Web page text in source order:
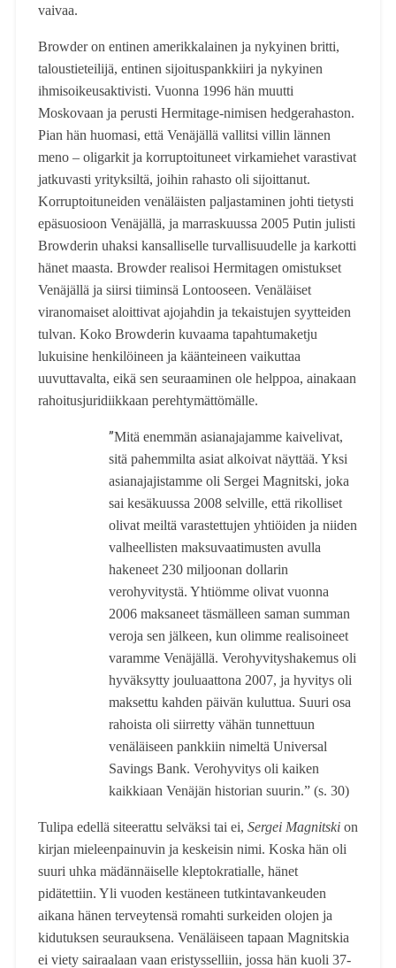
vaivaa.
Browder on entinen amerikkalainen ja nykyinen britti,
taloustieteilijä, entinen sijoituspankkiiri ja nykyinen
ihmisoikeusaktivisti. Vuonna 1996 hän muutti
Moskovaan ja perusti Hermitage-nimisen hedgerahaston.
Pian hän huomasi, että Venäjällä vallitsi villin lännen
meno – oligarkit ja korruptoituneet virkamiehet varastivat
jatkuvasti yrityksiltä, joihin rahasto oli sijoittanut.
Korruptoituneiden venäläisten paljastaminen johti tietysti
epäsuosioon Venäjällä, ja marraskuussa 2005 Putin julisti
Browderin uhaksi kansalliselle turvallisuudelle ja karkotti
hänet maasta. Browder realisoi Hermitagen omistukset
Venäjällä ja siirsi tiiminsä Lontooseen. Venäläiset
viranomaiset aloittivat ajojahdin ja tekaistujen syytteiden
tulvan. Koko Browderin kuvaama tapahtumaketju
lukuisine henkilöineen ja käänteineen vaikuttaa
uuvuttavalta, eikä sen seuraaminen ole helppoa, ainakaan
rahoitusjuridiikkaan perehtymättömälle.
”Mitä enemmän asianajajamme kaivelivat,
sitä pahemmilta asiat alkoivat näyttää. Yksi
asianajajistamme oli Sergei Magnitski, joka
sai kesäkuussa 2008 selville, että rikolliset
olivat meiltä varastettujen yhtiöiden ja niiden
valheellisten maksuvaatimusten avulla
hakeneet 230 miljoonan dollarin
verohyvitystä. Yhtiömme olivat vuonna
2006 maksaneet täsmälleen saman summan
veroja sen jälkeen, kun olimme realisoineet
varamme Venäjällä. Verohyvityshakemus oli
hyväksytty jouluaattona 2007, ja hyvitys oli
maksettu kahden päivän kuluttua. Suuri osa
rahoista oli siirretty vähän tunnettuun
venäläiseen pankkiin nimeltä Universal
Savings Bank. Verohyvitys oli kaiken
kaikkiaan Venäjän historian suurin.” (s. 30)
Tulipa edellä siteerattu selväksi tai ei, Sergei Magnitskion
kirjan mieleenpainuvin ja keskeisin nimi. Koska hän oli
suuri uhka mädännäiselle kleptokratialle, hänet
pidätettiin. Yli vuoden kestäneen tutkintavankeuden
aikana hänen terveytensä romahti surkeiden olojen ja
kidutuksen seurauksena. Venäläiseen tapaan Magnitskia
ei viety sairaalaan vaan eristysselliin, jossa hän kuoli 37-